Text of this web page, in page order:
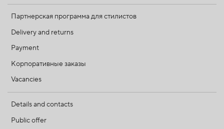
Партнерская программа для стилистов
Delivery and returns
Payment
Корпоративные заказы
Vacancies
Details and contacts
Public offer